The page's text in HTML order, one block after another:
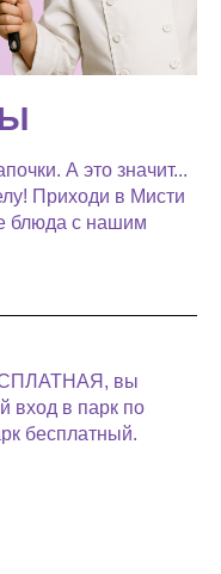
А это значит...
Приходи в Мисти
блюда с нашим
вы
вход в парк по
бесплатный.